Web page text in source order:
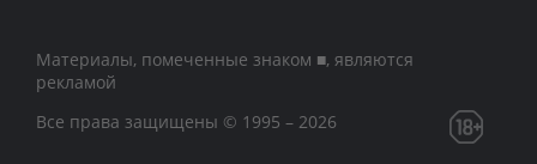
Материалы, помеченные знаком ■, являются
рекламой
Все права защищены © 1995 – 2026